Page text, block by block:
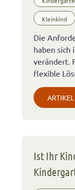
Kleinkind
Die
haben sich
verändert.
flexible
ARTIKEL
Ist Ihr